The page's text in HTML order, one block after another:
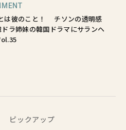
は彼のこと！ チソンの透明感
ラ姉妹の韓国ドラマにサランヘ
ピックアップ